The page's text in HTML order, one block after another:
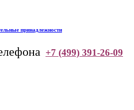
принадлежности
+7 (499) 391-26-09